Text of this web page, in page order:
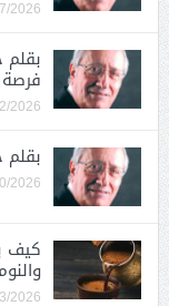
2026
بقلم
فرصة
2026
2026
كيف
2026